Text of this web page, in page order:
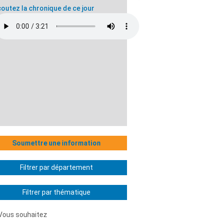
la chronique de ce jour
Soumettre une information
Filtrer par département
Filtrer par thématique
souhaitez